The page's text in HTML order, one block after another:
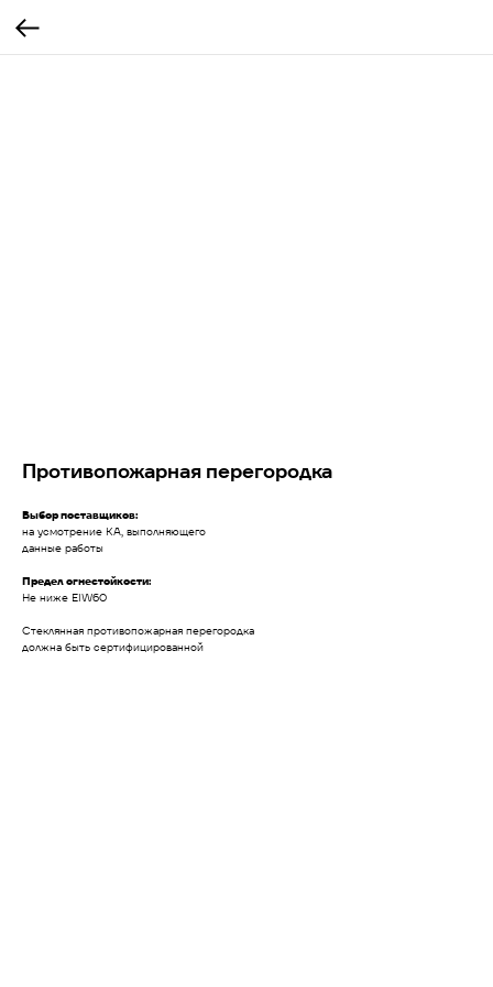
Противопожарная перегородка
Выбор поставщиков:
на усмотрение КА, выполняющего
данные работы
Предел огнестойкости:
Не ниже EIW60
Стеклянная противопожарная перегородка
должна быть сертифицированной